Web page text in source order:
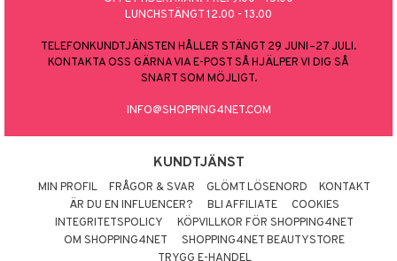
LUNCHSTÄNGT 12.00 - 13.00
TELEFONKUNDTJÄNSTEN HÅLLER STÄNGT 29 JUNI–27 JULI.
KONTAKTA OSS GÄRNA VIA E-POST SÅ HJÄLPER VI DIG SÅ
SNART SOM MÖJLIGT.
INFO@SHOPPING4NET.COM
KUNDTJÄNST
MIN PROFIL FRÅGOR & SVAR GLÖMT LÖSENORD
KONTAKT
ÄR DU EN INFLUENCER?
BLI AFFILIATE
COOKIES
INTEGRITETSPOLICY
KÖPVILLKOR FÖR SHOPPING4NET
OM SHOPPING4NET
SHOPPING4NET BEAUTYSTORE